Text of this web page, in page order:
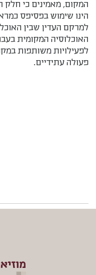
המקום, מאמינים כי
הינו שימוש בפסיפס
למרקם העדין שבין
האוכלוסיה המקומית
לפעילויות משותפות
פעולה עתידיים.